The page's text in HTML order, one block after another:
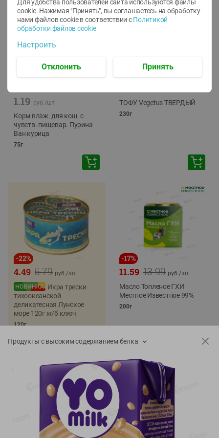
-12%
1.19 руб./шт
Корм влаж. для кош. с
чувств. пищевар. Пурина
Ван курица
75г
-24%
ТОФУ Vegetus ТВЕРДЫЙ
230г
-22%
5.79
4.49 руб./шт
Икра трески
тихоокеанской
деликатесная Лунское
море 120г ж/б ключ
120г
-17%
13.99
11.59 руб./шт
Масло Топленое ГХИ
Местное Известное 99%
200г
Продукты с высоким содержанием белка
Для удобства пользователей сайта используются файлы
cookie. Нажимая "Принять", вы соглашаетесь на обработку
нами файлов cookie в соответствии с Политикой
обработки файлов cookie
Настроить
Отклонить Принять